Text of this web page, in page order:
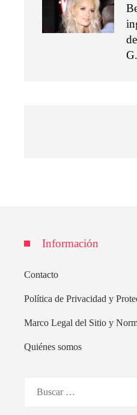
Información
Contacto
Política de Privacidad y
Marco Legal del Sitio y
Quiénes somos